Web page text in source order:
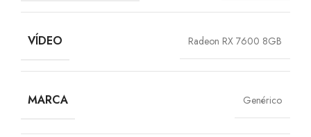
VÍDEO Radeon RX 7600 8GB
MARCA Genérico